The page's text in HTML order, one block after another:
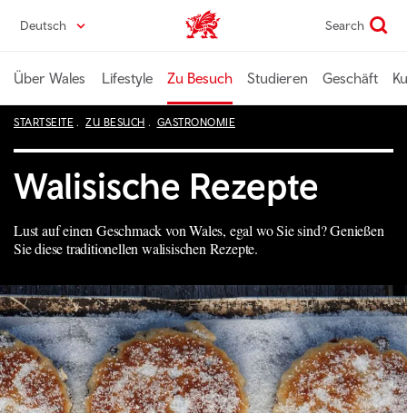
zumDeutsch Wales home Search
Über Wales Lifestyle Zu Besuch Studieren Geschäft
STARTSEITE ZU BESUCH GASTRONOMIE
Walisische Rezepte
Lust auf einen Geschmack von Wales, egal wo Sie sind? Genießen
Sie diese traditionellen walisischen Rezepte.